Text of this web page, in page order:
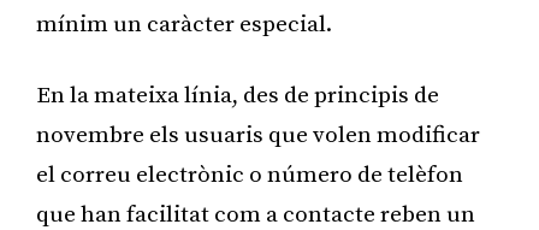
mínim un caràcter especial.
En la mateixa línia, des de principis de
novembre els usuaris que volen modificar
el correu electrònic o número de telèfon
que han facilitat com a contacte reben un